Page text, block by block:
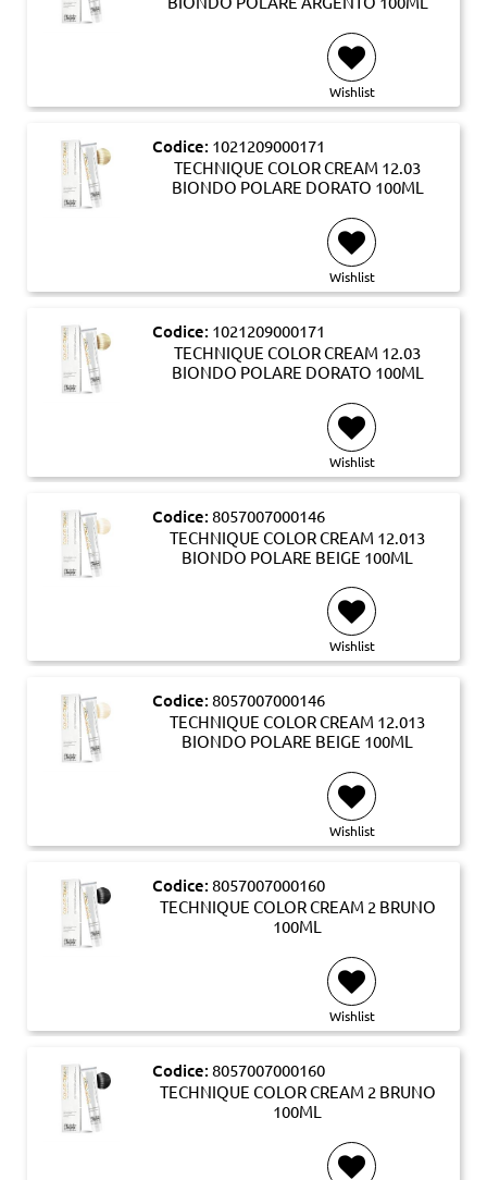
Wishlist
Codice: 1021209000171
TECHNIQUE COLOR CREAM 12.03
BIONDO POLARE DORATO 100ML
Wishlist
Codice: 1021209000171
TECHNIQUE COLOR CREAM 12.03
BIONDO POLARE DORATO 100ML
Wishlist
Codice: 8057007000146
TECHNIQUE COLOR CREAM 12.013
BIONDO POLARE BEIGE 100ML
Wishlist
Codice: 8057007000146
TECHNIQUE COLOR CREAM 12.013
BIONDO POLARE BEIGE 100ML
Wishlist
Codice: 8057007000160
TECHNIQUE COLOR CREAM 2 BRUNO
100ML
Wishlist
Codice: 8057007000160
TECHNIQUE COLOR CREAM 2 BRUNO
100ML